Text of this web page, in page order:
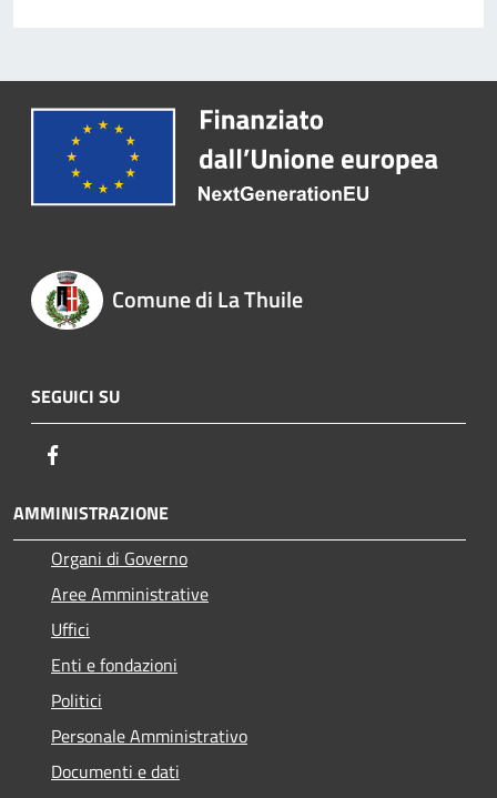
Comune di La Thuile
SEGUICI SU
AMMINISTRAZIONE
Organi di Governo
Aree Amministrative
Uffici
Enti e fondazioni
Politici
Personale Amministrativo
Documenti e dati